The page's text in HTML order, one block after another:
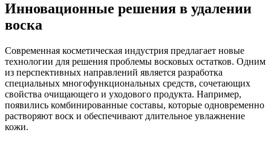
Инновационные решения в удалении
воска
Современная косметическая индустрия предлагает новые
технологии для решения проблемы восковых остатков. Одним
из перспективных направлений является разработка
специальных многофункциональных средств, сочетающих
свойства очищающего и уходового продукта. Например,
появились комбинированные составы, которые одновременно
растворяют воск и обеспечивают длительное увлажнение
кожи.